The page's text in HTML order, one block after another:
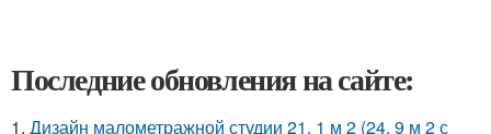
Последние обновления на сайте:
1. Дизайн малометражной студии 21, 1 м 2 (24, 9 м 2 с